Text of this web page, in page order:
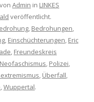
von Admin in LINKES
veröffentlicht.
, Bedrohungen,
, Einschüchterungen, Eric
, Freundeskreis
Neofaschismus, Polizei,
, Überfall,
,Wuppertal.